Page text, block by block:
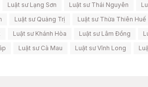
Luật sư Lạng Sơn Luật sư Thái Nguyên
Luật sư Quảng Trị Luật sư Thừa Thiên Huế
Luật sư Khánh Hòa Luật sư Lâm Đồng
Luật sư Cà Mau Luật sư Vĩnh Long